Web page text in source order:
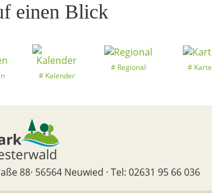
einen Blick
Kalender
Regional
Karte
88· 56564 Neuwied · Tel: 02631 95 66 036